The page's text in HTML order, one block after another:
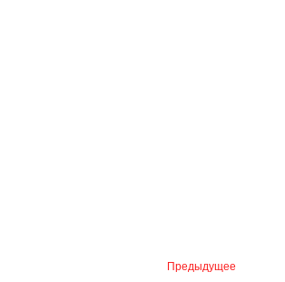
Предыдущее